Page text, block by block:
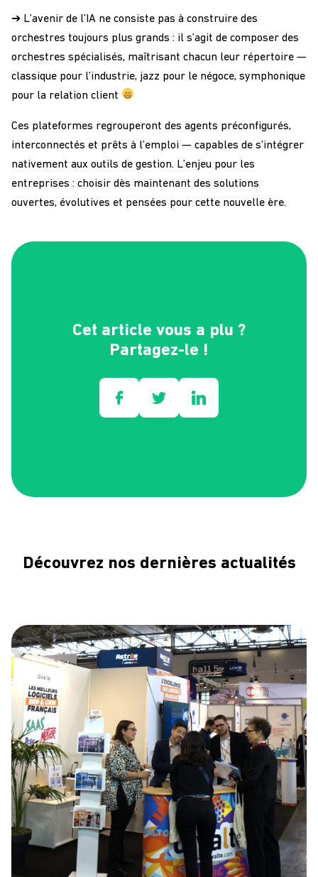
➔ L’avenir de l’IA ne consiste pas à construire des
orchestres toujours plus grands : il s’agit de composer des
orchestres spécialisés, maîtrisant chacun leur répertoire —
classique pour l’industrie, jazz pour le négoce, symphonique
pour la relation client
Ces plateformes regrouperont des agents préconfigurés,
interconnectés et prêts à l’emploi — capables de s’intégrer
nativement aux outils de gestion. L’enjeu pour les
entreprises : choisir dès maintenant des solutions
ouvertes, évolutives et pensées pour cette nouvelle ère.
Cet article vous a plu ?
Partagez-le !
Découvrez nos dernières actualités